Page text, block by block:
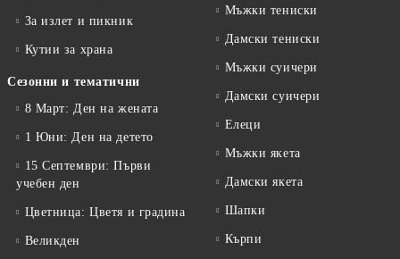
За излет и пикник
Кутии за храна
Сезонни и тематични
8 Март: Ден на жената
1 Юни: Ден на детето
15 Септември: Първи
учебен ден
Цветница: Цветя и градина
Великден
Мъжки тениски
Дамски тениски
Мъжки суичери
Дамски суичери
Елеци
Мъжки якета
Дамски якета
Шапки
Кърпи